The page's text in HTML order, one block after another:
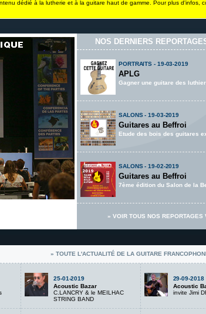
dédié à la lutherie et à la guitare haut de gamme. Pour plus d'infos,
NOS DERNIERS
PORTRAITS - 19-03-2019
APLG
Gagner une guitare des
SALONS - 19-03-2019
Guitares au Beffroi
Etude des bois des guitares
SALONS - 19-02-2019
Guitares au Beffroi
7ème édition du Salon de la
» VOIR TOUS NOS REPORTAGES
» TOUTE L'ACTUALITÉ DE LA GUITARE
25-01-2019
Acoustic Bazar
C.LANCRY & le MEILHAC
STRING BAND
29-09-2018
Acoustic
invite Jimi